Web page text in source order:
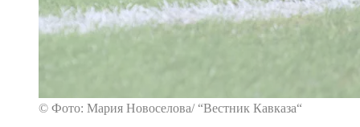
© Фото: Мария Новоселова/ “Вестник Кавказа“